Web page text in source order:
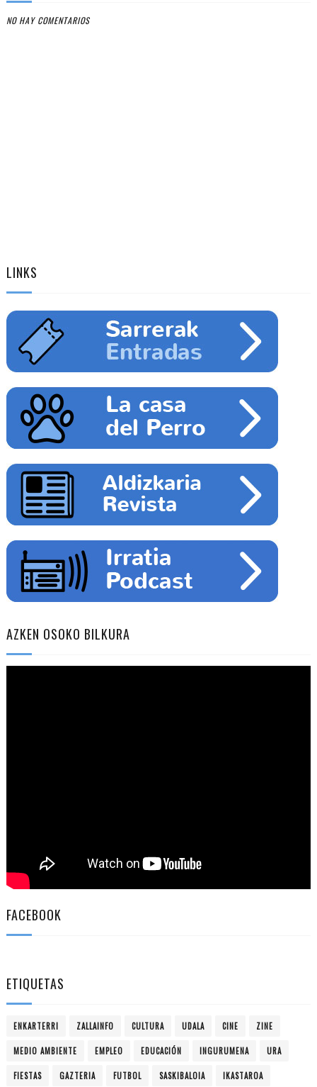
NO HAY COMENTARIOS
LINKS
AZKEN OSOKO BILKURA
FACEBOOK
ETIQUETAS
ENKARTERRI ZALLAINFO CULTURA UDALA CINE ZINE
MEDIO AMBIENTE EMPLEO EDUCACIÓN INGURUMENA URA
FIESTAS GAZTERIA FUTBOL SASKIBALOIA IKASTAROA